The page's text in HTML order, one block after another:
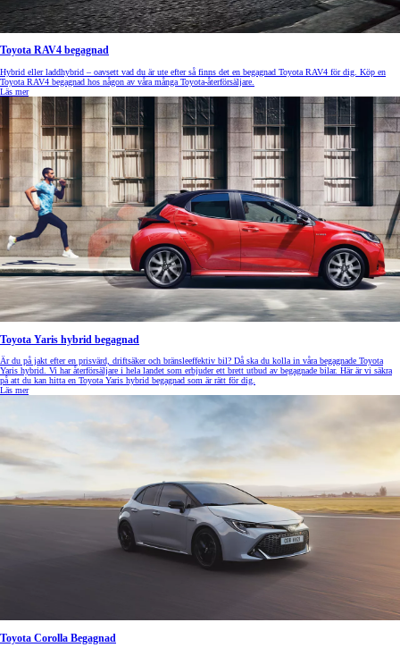
Toyota RAV4 begagnad
Hybrid eller laddhybrid – oavsett vad du är ute efter så finns det en begagnad Toyota RAV4 för dig. Köp en
Toyota RAV4 begagnad hos någon av våra många Toyota-återförsäljare.
Läs mer
Toyota Yaris hybrid begagnad
Är du på jakt efter en prisvärd, driftsäker och bränsleeffektiv bil? Då ska du kolla in våra begagnade Toyota
Yaris hybrid. Vi har återförsäljare i hela landet som erbjuder ett brett utbud av begagnade bilar. Här är vi säkra
på att du kan hitta en Toyota Yaris hybrid begagnad som är rätt för dig.
Läs mer
Toyota Corolla Begagnad